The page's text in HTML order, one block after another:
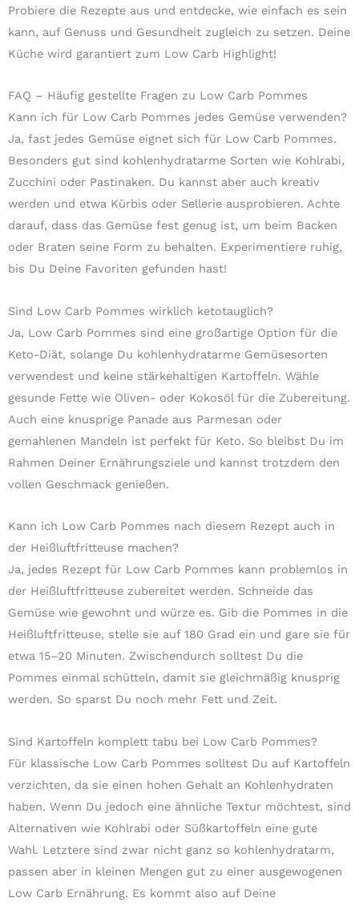
Probiere die Rezepte aus und entdecke, wie einfach es sein
kann, auf Genuss und Gesundheit zugleich zu setzen. Deine
Küche wird garantiert zum Low Carb Highlight!
FAQ – Häufig gestellte Fragen zu Low Carb Pommes
Kann ich für Low Carb Pommes jedes Gemüse verwenden?
Ja, fast jedes Gemüse eignet sich für Low Carb Pommes.
Besonders gut sind kohlenhydratarme Sorten wie Kohlrabi,
Zucchini oder Pastinaken. Du kannst aber auch kreativ
werden und etwa Kürbis oder Sellerie ausprobieren. Achte
darauf, dass das Gemüse fest genug ist, um beim Backen
oder Braten seine Form zu behalten. Experimentiere ruhig,
bis Du Deine Favoriten gefunden hast!
Sind Low Carb Pommes wirklich ketotauglich?
Ja, Low Carb Pommes sind eine großartige Option für die
Keto-Diät, solange Du kohlenhydratarme Gemüsesorten
verwendest und keine stärkehaltigen Kartoffeln. Wähle
gesunde Fette wie Oliven- oder Kokosöl für die Zubereitung.
Auch eine knusprige Panade aus Parmesan oder
gemahlenen Mandeln ist perfekt für Keto. So bleibst Du im
Rahmen Deiner Ernährungsziele und kannst trotzdem den
vollen Geschmack genießen.
Kann ich Low Carb Pommes nach diesem Rezept auch in
der Heißluftfritteuse machen?
Ja, jedes Rezept für Low Carb Pommes kann problemlos in
der Heißluftfritteuse zubereitet werden. Schneide das
Gemüse wie gewohnt und würze es. Gib die Pommes in die
Heißluftfritteuse, stelle sie auf 180 Grad ein und gare sie für
etwa 15–20 Minuten. Zwischendurch solltest Du die
Pommes einmal schütteln, damit sie gleichmäßig knusprig
werden. So sparst Du noch mehr Fett und Zeit.
Sind Kartoffeln komplett tabu bei Low Carb Pommes?
Für klassische Low Carb Pommes solltest Du auf Kartoffeln
verzichten, da sie einen hohen Gehalt an Kohlenhydraten
haben. Wenn Du jedoch eine ähnliche Textur möchtest, sind
Alternativen wie Kohlrabi oder Süßkartoffeln eine gute
Wahl. Letztere sind zwar nicht ganz so kohlenhydratarm,
passen aber in kleinen Mengen gut zu einer ausgewogenen
Low Carb Ernährung. Es kommt also auf Deine